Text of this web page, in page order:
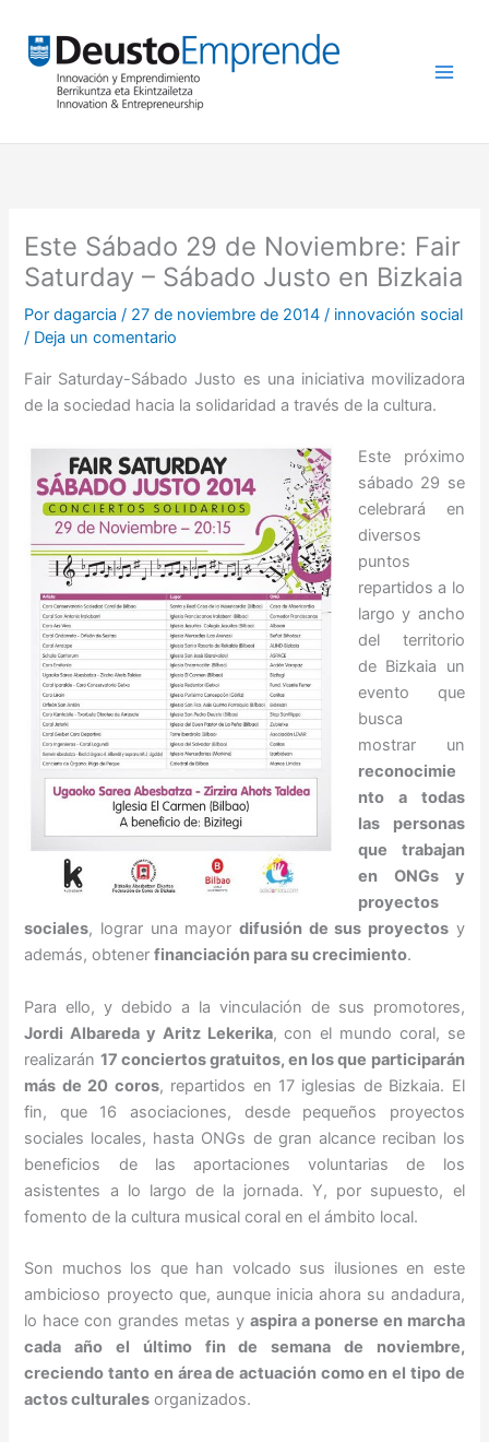
contenido
Este Sábado 29 de Noviembre: Fair
Saturday – Sábado Justo en Bizkaia
Pordagarcia/ 27 de noviembre de 2014/ innovación social
/ Deja un comentario
Fair Saturday-Sábado Justo es una iniciativa movilizadora
de la sociedad hacia la solidaridad a través de la cultura.
Este próximo
sábado 29 se
celebrará en
diversos
puntos
repartidos a lo
largo y ancho
del territorio
de Bizkaia un
evento que
busca
mostrar un
reconocimie
nto a todas
las personas
que trabajan
en ONGs y
proyectos
sociales, lograr una mayor difusión de sus proyectosy
además, obtenerfinanciación para su crecimiento.
Para ello, y debido a la vinculación de sus promotores,
Jordi Albareda y Aritz Lekerika, con el mundo coral, se
realizarán 17 conciertos gratuitos, en los que participarán
más de 20 coros, repartidos en 17 iglesias de Bizkaia. El
fin, que 16 asociaciones, desde pequeños proyectos
sociales locales, hasta ONGs de gran alcance reciban los
beneficios de las aportaciones voluntarias de los
asistentes a lo largo de la jornada. Y, por supuesto, el
fomento de la cultura musical coral en el ámbito local.
Son muchos los que han volcado sus ilusiones en este
ambicioso proyecto que, aunque inicia ahora su andadura,
lo hace con grandes metas y aspira a ponerse en marcha
cada año el último fin de semana de noviembre,
creciendo tanto en área de actuación como en el tipo de
actos culturales organizados.